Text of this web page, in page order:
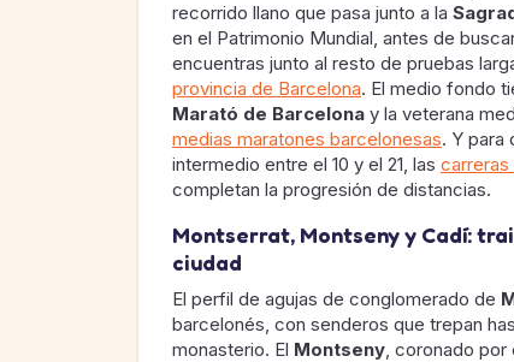
recorrido llano que pasa junto a la
en el Patrimonio Mundial, antes de
encuentras junto al resto de pruebas
provincia de Barcelona. El medio fondo
Marató de Barcelona y la veterana
medias maratones barcelonesas. Y para
intermedio entre el 10 y el 21, las carreras
completan la progresión de distancias.
Montserrat, Montseny y Cadí:
ciudad
El perfil de agujas de conglomerado de
barcelonés, con senderos que trepan
monasterio. El Montseny, coronado por